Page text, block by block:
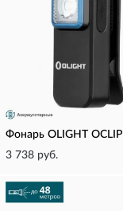
Фонарь OLIGHT OCLIP
3 738 руб.